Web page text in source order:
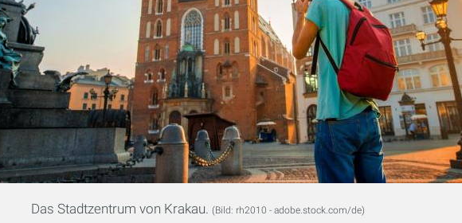
Das Stadtzentrum von Krakau. (Bild: rh2010 - adobe.stock.com/de)